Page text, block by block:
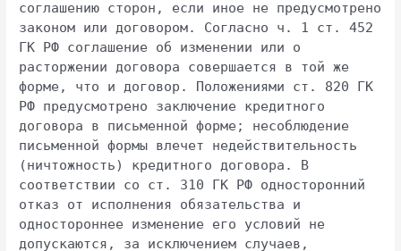
соглашению сторон, если иное не предусмотрено
законом или договором. Согласно ч. 1 ст. 452
ГК РФ соглашение об изменении или о
расторжении договора совершается в той же
форме, что и договор. Положениями ст. 820 ГК
РФ предусмотрено заключение кредитного
договора в письменной форме; несоблюдение
письменной формы влечет недействительность
(ничтожность) кредитного договора. В
соответствии со ст. 310 ГК РФ односторонний
отказ от исполнения обязательства и
одностороннее изменение его условий не
допускаются, за исключением случаев,